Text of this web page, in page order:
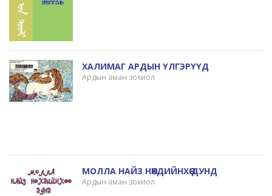
ХАЛИМАГ АРДЫН ҮЛГЭРҮҮД
Ардын аман зохиол
МОЛЛА НАЙЗ НӨХДИЙНХӨӨ ДУНД
Ардын аман зохиол